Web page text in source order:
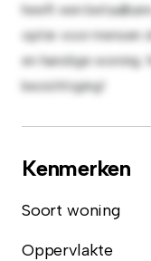
heeft een
optie voor mensen
en handige woning.
bezichtiging!
Kenmerken
Soort woning
Oppervlakte